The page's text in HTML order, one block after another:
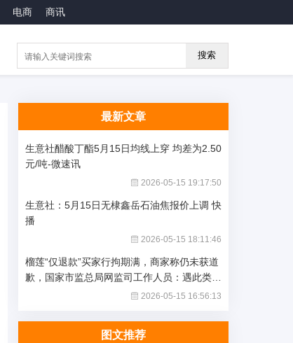
电商 商讯
搜索
最新文章
生意社醋酸丁酯5月15日均线上穿 均差为2.50
元/吨-微速讯
2026-05-15 19:17:50
生意社：5月15日无棣鑫岳石油焦报价上调 快
播
2026-05-15 18:11:46
榴莲“仅退款”买家行拘期满，商家称仍未获道
歉，国家市监总局网监司工作人员：遇此类问
2026-05-15 16:56:13
图文推荐